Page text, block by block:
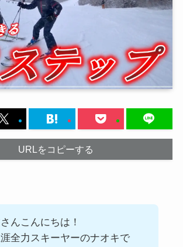
URLをコピーする
んこんにちは！
全力スキーヤーのナオキで